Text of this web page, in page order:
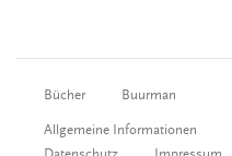
Bücher Buurman
Allgemeine Informationen